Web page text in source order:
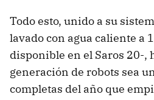
Todo esto, unido a su
lavado con agua caliente a
disponible en el Saros 20-,
generación de robots sea
completas del año que